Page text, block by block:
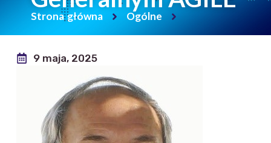
Strona główna Ogólne
9 maja, 2025